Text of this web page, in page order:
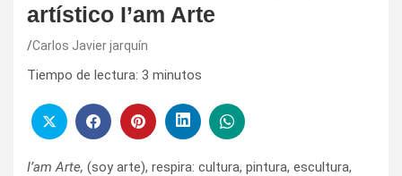
artístico I’am Arte
Carlos Javier jarquín
Tiempo de lectura: 3 minutos
I’am Arte, (soy arte), respira: cultura, pintura, escultura,